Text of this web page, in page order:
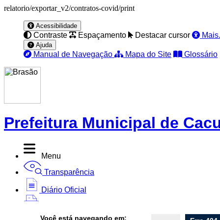
relatorio/exportar_v2/contratos-covid/print
Acessibilidade
Contraste Espaçamento Destacar cursor
Ajuda
Manual de Navegação Mapa do Site Glossário
Prefeitura Municipal de
Menu
Transparência
Diário Oficial
Você está navegando em: